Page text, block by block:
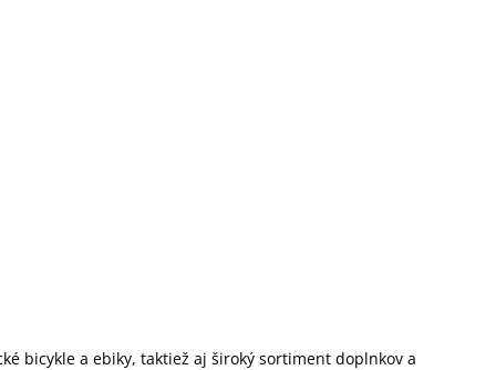
bicykle a ebiky, taktiež aj široký sortiment doplnkov a